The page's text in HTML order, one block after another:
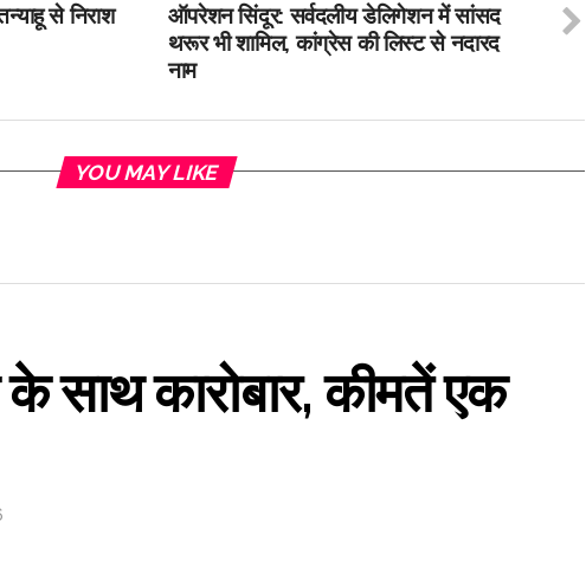
ऑपरेशन सिंदूर: सर्वदलीय डेलिगेशन में सांसद
थरूर भी शामिल, कांग्रेस की लिस्ट से नदारद
नाम
से निराश
YOU MAY LIKE
साथ कारोबार, कीमतें एक